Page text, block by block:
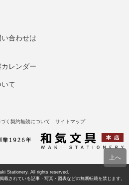
合わせは
レンダー
て
く契約無効について サイトマップ
Stationery. All rights reserved.
載されている記事・写真・図表などの無断転載を禁じます。